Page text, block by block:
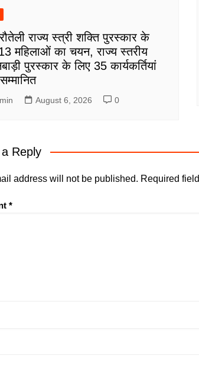
राज्य स्त्री शक्ति पुरस्कार के
महिलाओं का चयन, राज्य स्तरीय
पुरस्कार के लिए 35 कार्यकर्तियां
August 6, 2026 0
Reply
address will not be published. Required
*